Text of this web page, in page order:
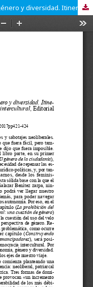
Octavio Salazar Benítez, Autonomía, género y diversidad. Itinerarios feministas para una democracia intercultural